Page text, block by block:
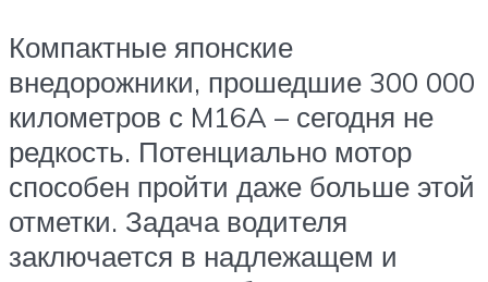
Компактные японские
внедорожники, прошедшие 300 000
километров с M16A – сегодня не
редкость. Потенциально мотор
способен пройти даже больше этой
отметки. Задача водителя
заключается в надлежащем и